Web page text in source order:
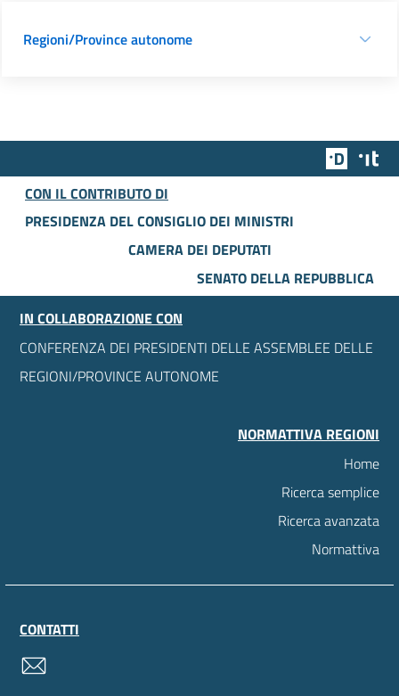
Regioni/Province autonome
Team
CON IL CONTRIBUTO DI
PRESIDENZA DEL CONSIGLIO DEI MINISTRI
CAMERA DEI DEPUTATI
SENATO DELLA REPUBBLICA
IN COLLABORAZIONE CON
CONFERENZA DEI PRESIDENTI DELLE ASSEMBLEE DELLE
REGIONI/PROVINCE AUTONOME
NORMATTIVA REGIONI
Home
Ricerca semplice
Ricerca avanzata
Normattiva
CONTATTI